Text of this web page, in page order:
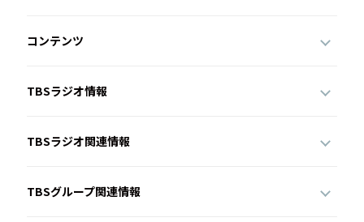
コンテンツ
TBSラジオ情報
TBSラジオ関連情報
TBSグループ関連情報